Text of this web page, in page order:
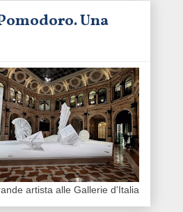
Una
artista alle Gallerie d'Italia